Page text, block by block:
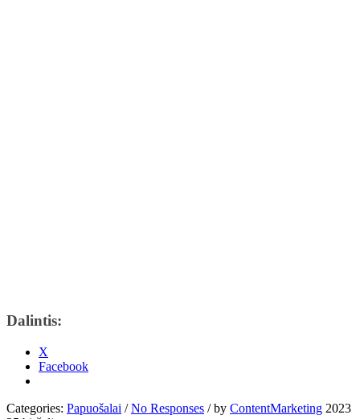
Dalintis:
X
Facebook
Categories: Papuošalai / No Responses /by ContentMarketing 2023